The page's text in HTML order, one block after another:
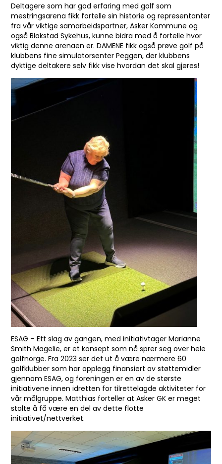
Deltagere som har god erfaring med golf som
mestringsarena fikk fortelle sin historie og representanter
fra vår viktige samarbeidspartner, Asker Kommune og
også Blakstad Sykehus, kunne bidra med å fortelle hvor
viktig denne arenaen er. DAMENE fikk også prøve golf på
klubbens fine simulatorsenter Peggen, der klubbens
dyktige deltakere selv fikk vise hvordan det skal gjøres!
ESAG – Ett slag av gangen, med initiativtager Marianne
Smith Magelie, er et konsept som nå sprer seg over hele
golfnorge. Fra 2023 ser det ut å være nærmere 60
golfklubber som har opplegg finansiert av støttemidler
gjennom ESAG, og foreningen er en av de største
initiativene innen idretten for tilrettelagde aktiviteter for
vår målgruppe. Matthias forteller at Asker GK er meget
stolte å få være en del av dette flotte
initiativet/nettverket.